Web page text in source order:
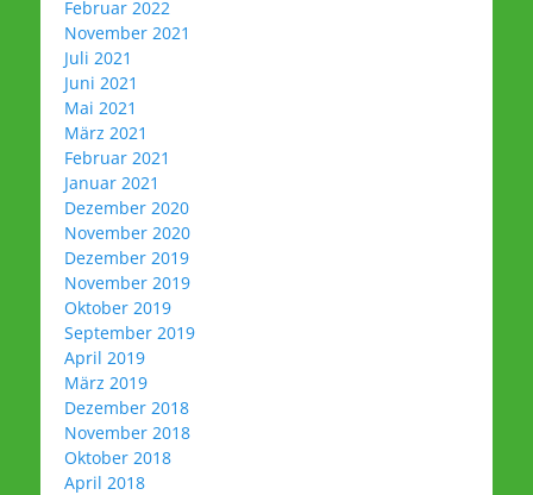
Februar 2022
November 2021
Juli 2021
Juni 2021
Mai 2021
März 2021
Februar 2021
Januar 2021
Dezember 2020
November 2020
Dezember 2019
November 2019
Oktober 2019
September 2019
April 2019
März 2019
Dezember 2018
November 2018
Oktober 2018
April 2018